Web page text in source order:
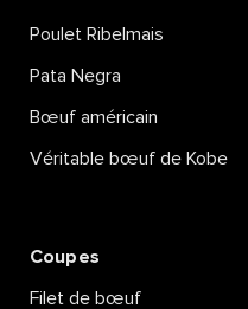
Poulet Ribelmais
Pata Negra
Bœuf américain
Véritable bœuf de Kobe
Coupes
Filet de bœuf